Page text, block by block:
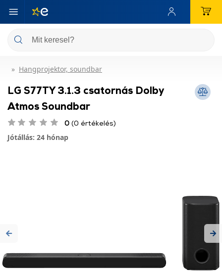
Hangprojektor, soundbar
LG S77TY 3.1.3 csatornás Dolby
Atmos Soundbar
0 (0 értékelés)
Jótállás: 24 hónap
Previous